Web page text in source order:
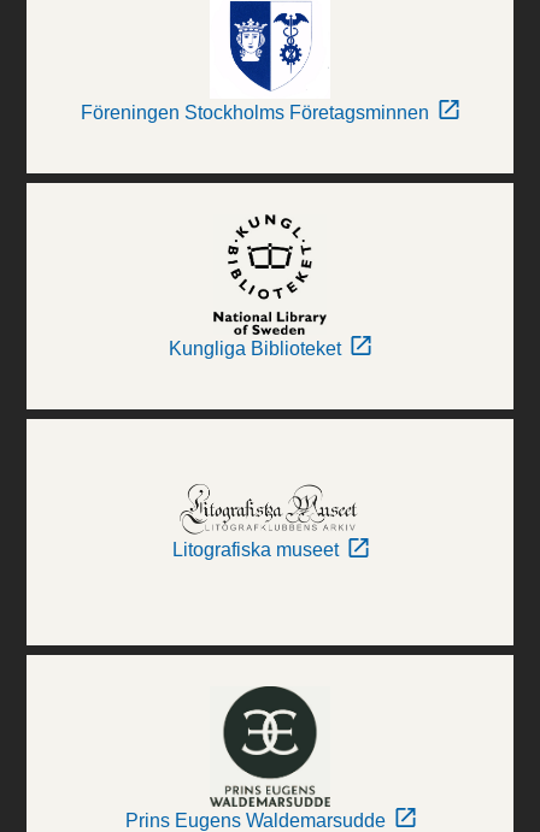
Föreningen Stockholms Företagsminnen
Kungliga Biblioteket
Litografiska museet
Prins Eugens Waldemarsudde